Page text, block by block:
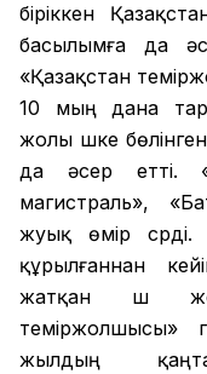
біріккен
басылымға да
«Қазақстан
10 мың дана
жолы үшке
да әсер етті.
магистраль»,
жуық өмір
құрылғаннан
жатқан үш
теміржолшысы»
жылдың